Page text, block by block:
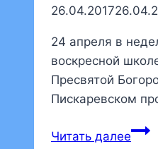
год.
26.04.2017
24 апреля в
воскресной
Пресвятой
Пискаревском
Читать далее